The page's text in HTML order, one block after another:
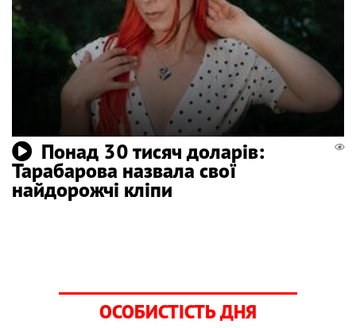
Понад 30 тисяч доларів:
Тарабарова назвала свої
найдорожчі кліпи
ОСОБИСТІСТЬ ДНЯ